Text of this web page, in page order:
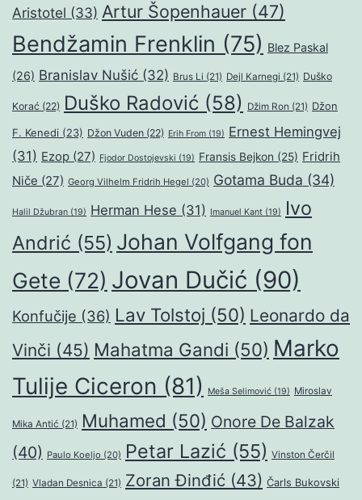
Aristotel (33) Artur Šopenhauer (47)
Bendžamin Frenklin (75) Blez Paskal
(26) Branislav Nušić (32) Brus Li (21) Dejl Karnegi (21) Duško
Korać (22) Duško Radović (58) Džim Ron (21) Džon
F. Kenedi (23) Džon Vuden (22) Erih From (19) Ernest Hemingvej
(31) Ezop (27) Fjodor Dostojevski (19) Fransis Bejkon (25) Fridrih
Niče (27) Georg Vilhelm Fridrih Hegel (20) Gotama Buda (34)
Halil Džubran (19) Herman Hese (31) Imanuel Kant (19)
Ivo
Andrić (55) Johan Volfgang fon
Gete (72) Jovan Dučić (90)
Konfučije (36) Lav Tolstoj (50) Leonardo da
Vinči (45) Mahatma Gandi (50) Marko
Tulije Ciceron (81) Meša Selimović (19) Miroslav
Mika Antić (21) Muhamed (50) Onore De Balzak
(40) Paulo Koeljo (20) Petar Lazić (55) Vinston Čerčil
(21) Vladan Desnica (21) Zoran Đinđić (43) Čarls Bukovski